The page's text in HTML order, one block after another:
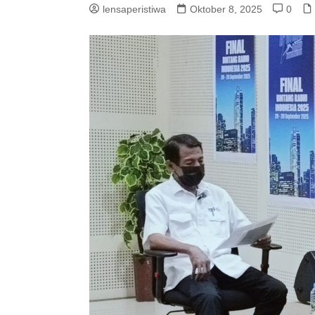
lensaperistiwa Oktober 8, 2025 0